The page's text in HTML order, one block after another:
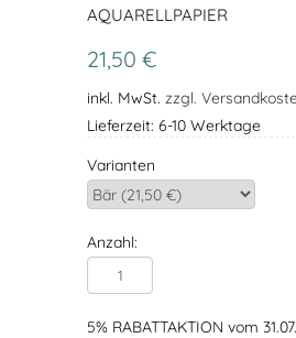
AQUARELLPAPIER
21,50 €
inkl. MwSt. zzgl.
Lieferzeit: 6-10 Werktage
Varianten
Anzahl:
5% RABATTAKTION vom